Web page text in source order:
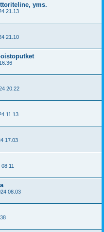
yms.
21.13
21.10
20.22
11.13
17.03
08.03